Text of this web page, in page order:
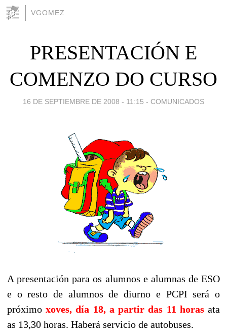
VGOMEZ
PRESENTACIÓN E
COMENZO DO CURSO
16 DE SEPTIEMBRE DE 2008 - 11:15 - COMUNICADOS
A presentación para os alumnos e alumnas de ESO
e o resto de alumnos de diurno e PCPI será o
próximoxoves, día 18, a partir das 11 horasata
as 13,30 horas. Haberá servicio de autobuses.